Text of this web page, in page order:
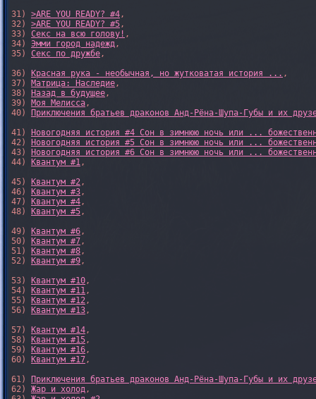
31) >ARE YOU READY? #4,
32) >ARE YOU READY? #5,
33) Секс на всю голову! ,
34) Эмми город надежд,
35) Секс по дружбе,
36)
Красная рука - необычная, но жутковатая история ... ,
37) Матрица: Наследие,
38)
Назад в будущее,
39) Моя Мелисса,
40)
Приключения братьев драконов Анд-Рёна-Шупа-Губы и их
41)
Новогодняя история #4 Сон в зимнюю ночь или ...
42)
Новогодняя история #5 Сон в зимнюю ночь или ...
43)
Новогодняя история #6 Сон в зимнюю ночь или ...
44)
Квантум #1,
45)
Квантум #2,
46)
Квантум #3,
47)
Квантум #4,
48)
Квантум #5,
49)
Квантум #6,
50)
Квантум #7,
51)
Квантум #8,
52)
Квантум #9,
53)
Квантум #10,
54)
Квантум #11,
55)
Квантум #12,
56)
Квантум #13,
57)
Квантум #14,
58)
Квантум #15,
59)
Квантум #16,
60)
Квантум #17,
61)
Приключения братьев драконов Анд-Рёна-Шупа-Губы и их
62) Жар и холод,